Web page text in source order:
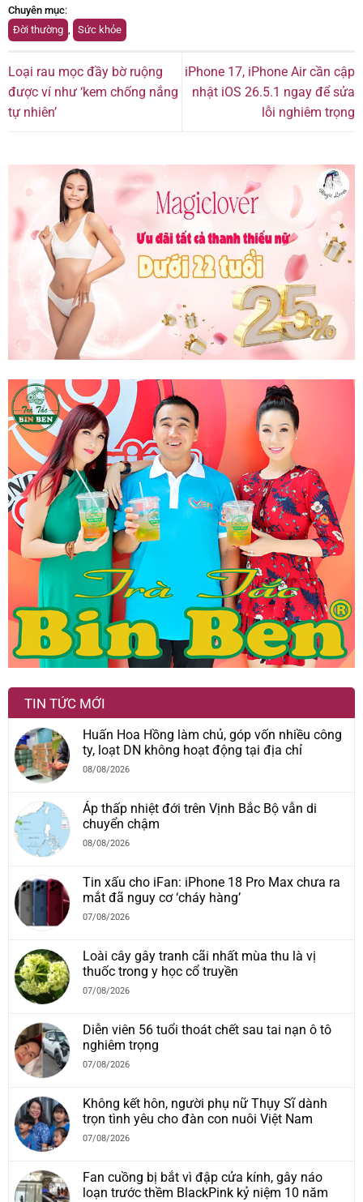
Chuyên mục:
Đời thường
Sức khỏe
Loại rau mọc đầy bờ ruộng
được ví như ‘kem chống nắng
tự nhiên’
iPhone 17, iPhone Air cần cập
nhật iOS 26.5.1 ngay để sửa
lỗi nghiêm trọng
TIN TỨC MỚI
Huấn Hoa Hồng làm chủ, góp vốn nhiều công
ty, loạt DN không hoạt động tại địa chỉ
08/08/2026
Áp thấp nhiệt đới trên Vịnh Bắc Bộ vẫn di
chuyển chậm
08/08/2026
Tin xấu cho iFan: iPhone 18 Pro Max chưa ra
mắt đã nguy cơ ‘cháy hàng’
07/08/2026
Loài cây gây tranh cãi nhất mùa thu là vị
thuốc trong y học cổ truyền
07/08/2026
Diễn viên 56 tuổi thoát chết sau tai nạn ô tô
nghiêm trọng
07/08/2026
Không kết hôn, người phụ nữ Thụy Sĩ dành
trọn tình yêu cho đàn con nuôi Việt Nam
07/08/2026
Fan cuồng bị bắt vì đập cửa kính, gây náo
loạn trước thềm BlackPink kỷ niệm 10 năm